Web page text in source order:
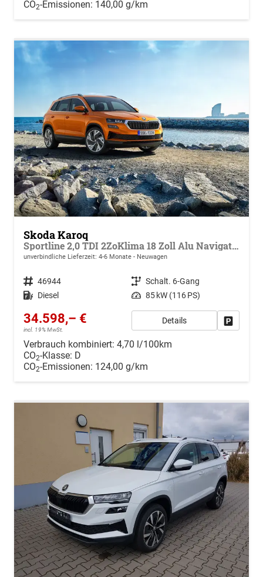
CO2-Emissionen: 140,00 g/km
Skoda Karoq
Sportline 2,0 TDI 2ZoKlima 18 Zoll Alu Navigation 5J Garantie 10 ViCo Matrix ACC el Heckklappe 2 x PDC Kamera
unverbindliche Lieferzeit: 4-6 Monate Neuwagen
Fahrzeugnr. 46944 Getriebe Schalt. 6-Gang
Kraftstoff Diesel Leistung 85 kW (116 PS)
34.598,– €
incl. 19% MwSt.
Details
Verbrauch kombiniert: 4,70 l/100km
CO2-Klasse: D
CO2-Emissionen: 124,00 g/km